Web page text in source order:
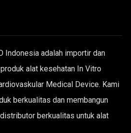
Indonesia adalah importir dan
alat kesehatan In Vitro
Medical Device. Kami
berkualitas dan membangun
berkualitas untuk alat